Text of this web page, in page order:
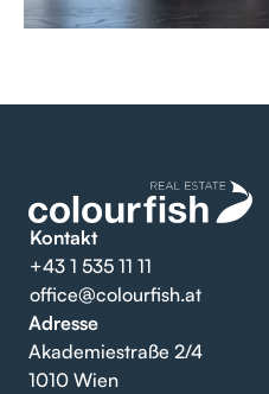
Kontakt
+43 1 535 11 11
office@colourfish.at
Adresse
Akademiestraße 2/4
1010 Wien